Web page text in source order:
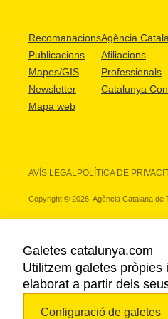
Recomanacions
Publicacions
Mapes/GIS
Newsletter
Mapa web
Agència
Afiliacions
Professionals
Catalunya
AVÍS LEGALPOLÍTICA DE
Copyright © 2026. Agència Catalana de
ELS NOSTRES
Galetes catalunya.com
Utilitzem galetes
elaborat a partir dels
Configuració de galetes